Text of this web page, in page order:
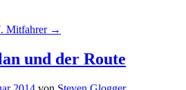
Mitfahrer →
und der Route